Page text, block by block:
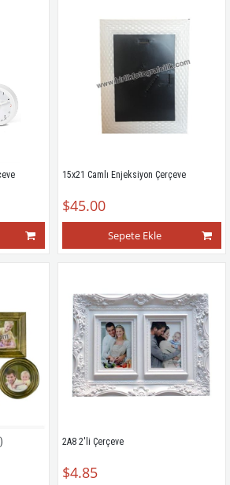
15x21 Camlı Enjeksiyon Çerçeve
$45.00
Sepete Ekle
2A8 2'li Çerçeve
$4.85